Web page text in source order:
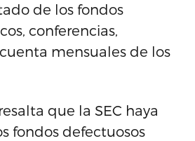
de los fondos
conferencias,
mensuales de los
que la SEC haya
fondos defectuosos